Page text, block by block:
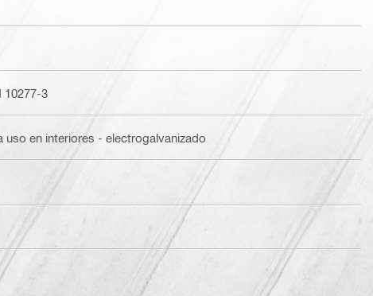
10277-3
uso en interiores - electrogalvanizado